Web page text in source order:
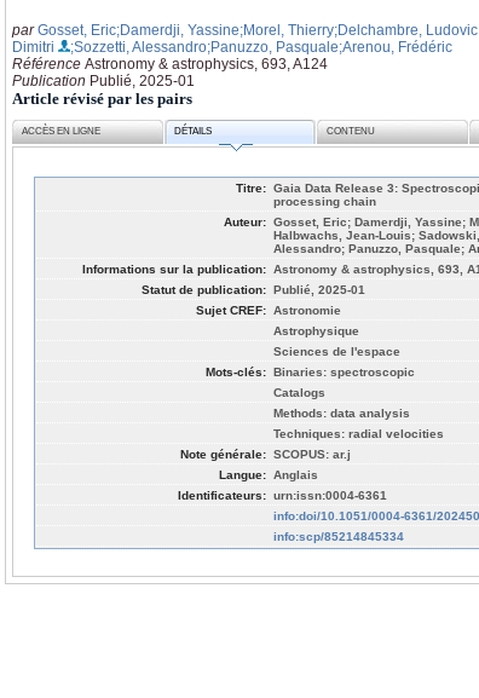
parGosset, Eric;Damerdji, Yassine;Morel, Thierry;Delchambre, Ludovic
Dimitri
;Sozzetti, Alessandro;Panuzzo, Pasquale;Arenou, Frédéric
Référence Astronomy & astrophysics, 693, A124
Publication Publié, 2025-01
Article révisé par les pairs
ACCÈS EN LIGNE DÉTAILS CONTENU
Titre: Gaia Data Release 3:
processing chain
Auteur: Gosset, Eric; Damerdji, Yassine;
Halbwachs, Jean-Louis;
Alessandro; Panuzzo, Pasquale;
Informations sur la publication: Astronomy & astrophysics, 693,
Statut de publication: Publié, 2025-01
Sujet CREF: Astronomie
Astrophysique
Sciences de l'espace
Mots-clés: Binaries: spectroscopic
Catalogs
Methods: data analysis
Techniques: radial velocities
Note générale: SCOPUS: ar.j
Langue: Anglais
Identificateurs: urn:issn:0004-6361
info:doi/10.1051/0004-6361/
info:scp/85214845334